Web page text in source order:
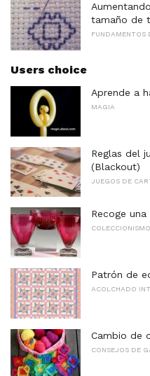
tamaño de
FUNDAMENTOS
Users choice
Aprende a
MAGIA
Reglas del
(Blackout)
JUEGOS DE
Recoge
Patrón de
ACOLCHADO
Cambio de
CONSEJOS DE